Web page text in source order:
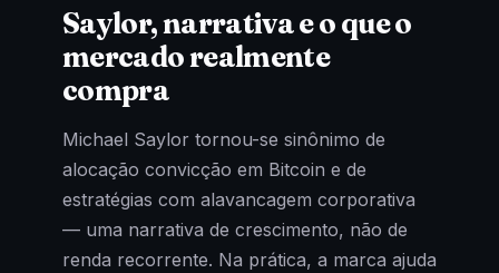
Saylor, narrativa e o que o
mercado realmente
compra
Michael Saylor tornou-se sinônimo de
alocação convicção em Bitcoin e de
estratégias com alavancagem corporativa
— uma narrativa de crescimento, não de
renda recorrente. Na prática, a marca ajuda